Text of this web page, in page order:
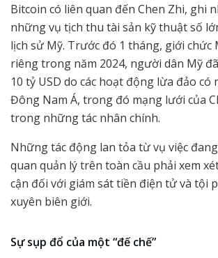
Bitcoin có liên quan đến Chen Zhi, ghi
những vụ tịch thu tài sản kỹ thuật số
lịch sử Mỹ. Trước đó 1 tháng, giới chức
riêng trong năm 2024, người dân Mỹ
10 tỷ USD do các hoạt động lừa đảo
Đông Nam Á, trong đó mạng lưới của
trong những tác nhân chính.
Những tác động lan tỏa từ vụ việc
quan quản lý trên toàn cầu phải xem
cận đối với giám sát tiền điện tử và tội
xuyên biên giới.
Sự sụp đổ của một “đế chế”